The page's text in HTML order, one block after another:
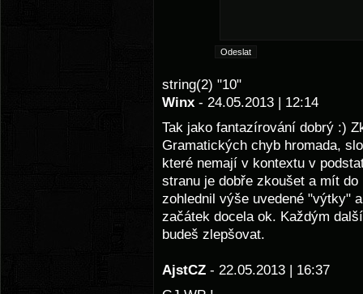
string(2) "10"
Winx - 24.05.2013 | 12:14
Tak jako fantazírování dobrý :)
Gramatických chyb hromada,
které nemají v kontextu v
stranu je dobře zkoušet a mít
zohlednil výše uvedené "výtky"
začátek docela ok. Každým
budeš zlepšovat.
AjstCZ - 22.05.2013 | 16:37